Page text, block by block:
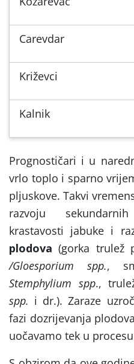
Carevdar
Križevci
Kalnik
Prognostičari i u
vrlo toplo i sparno
pljuskove. Takvi
razvoju
krastavosti jabuke i
plodova (gorka trulež
/Gloesporium spp.,
Stemphylium spp.,
spp. i dr.). Zaraze
fazi dozrijevanja
uočavamo tek u